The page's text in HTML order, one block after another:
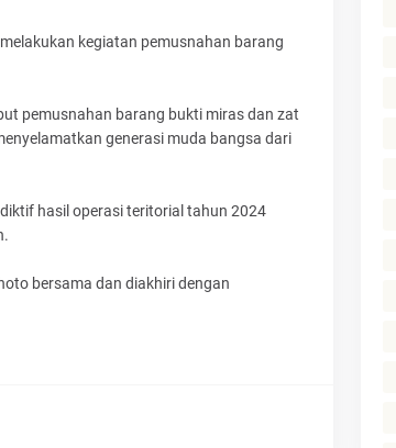
kegiatan pemusnahan barang
pemusnahan barang bukti miras dan zat
generasi muda bangsa dari
hasil operasi teritorial tahun 2024
bersama dan diakhiri dengan